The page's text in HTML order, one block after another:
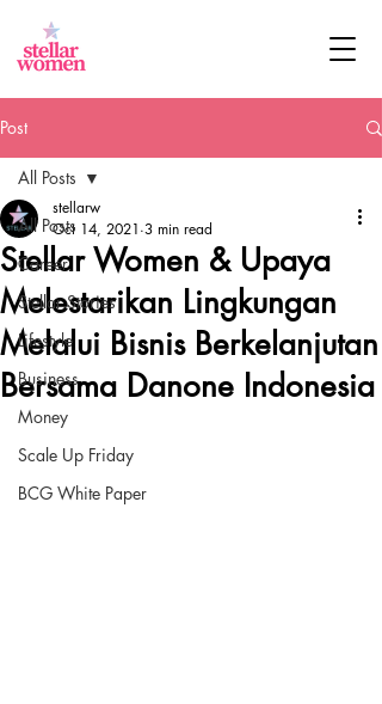
Post
All Posts
Career
Stellar Stories
Lifestyle
Business
Money
Scale Up Friday
BCG White Paper
All Posts
Stellar Women & Upaya
Melestarikan Lingkungan
Melalui Bisnis Berkelanjutan
Bersama Danone Indonesia
stellarw
Oct 14, 2021 3 min read